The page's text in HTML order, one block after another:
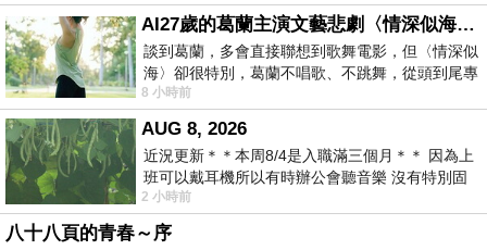
預計訂單成立後+7 個工作天內送達(不含週六日
及國定假日)。如果是蔥媽媽安心吃美食系列，因
純手工製，太多人同時訂購時，訂單需排隊等
候，7天至14天，排隊時間太長，敬請見諒並耐
心等候。
【送貨方式】
AI27歲的葛蘭主演文藝悲劇〈情深似海〉 #戀上老電影 #葛蘭 #粟子
談到葛蘭，多會直接聯想到歌舞電影，但〈情深似
海〉卻很特別，葛蘭不唱歌、不跳舞，從頭到尾專
心演戲。拍攝期間，經常工作超過12個鐘
8 小時前
AUG 8, 2026
近況更新＊＊本周8/4是入職滿三個月＊＊ 因為上
班可以戴耳機所以有時辦公會聽音樂 沒有特別固
定哪天但就是一周某一天會固定聽'90
2 小時前
八十八頁的青春～序